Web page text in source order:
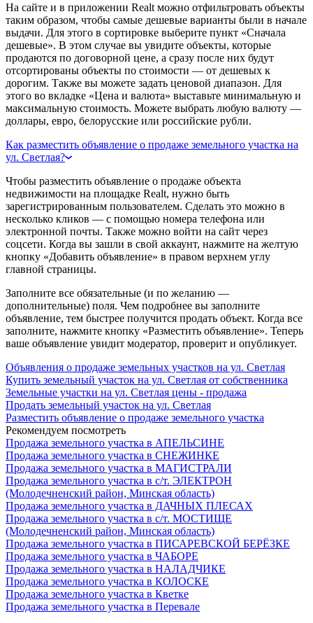
На сайте и в приложении Realt можно отфильтровать объекты
таким образом, чтобы самые дешевые варианты были в начале
выдачи. Для этого в сортировке выберите пункт «Сначала
дешевые». В этом случае вы увидите объекты, которые
продаются по договорной цене, а сразу после них будут
отсортированы объекты по стоимости — от дешевых к
дорогим. Также вы можете задать ценовой диапазон. Для
этого во вкладке «Цена и валюта» выставьте минимальную и
максимальную стоимость. Можете выбрать любую валюту —
доллары, евро, белорусские или российские рубли.
Как разместить объявление о продаже земельного участка на
ул. Светлая?
Чтобы разместить объявление о продаже объекта
недвижимости на площадке Realt, нужно быть
зарегистрированным пользователем. Сделать это можно в
несколько кликов — с помощью номера телефона или
электронной почты. Также можно войти на сайт через
соцсети. Когда вы зашли в свой аккаунт, нажмите на желтую
кнопку «Добавить объявление» в правом верхнем углу
главной страницы.
Заполните все обязательные (и по желанию —
дополнительные) поля. Чем подробнее вы заполните
объявление, тем быстрее получится продать объект. Когда все
заполните, нажмите кнопку «Разместить объявление». Теперь
ваше объявление увидит модератор, проверит и опубликует.
Объявления о продаже земельных участков на ул. Светлая
Купить земельный участок на ул. Светлая от собственника
Земельные участки на ул. Светлая цены - продажа
Продать земельный участок на ул. Светлая
Разместить объявление о продаже земельного участка
Рекомендуем посмотреть
Продажа земельного участка в АПЕЛЬСИНЕ
Продажа земельного участка в СНЕЖИНКЕ
Продажа земельного участка в МАГИСТРАЛИ
Продажа земельного участка в с/т. ЭЛЕКТРОН
(Молодечненский район, Минская область)
Продажа земельного участка в ДАЧНЫХ ПЛЕСАХ
Продажа земельного участка в с/т. МОСТИЩЕ
(Молодечненский район, Минская область)
Продажа земельного участка в ПИСАРЕВСКОЙ БЕРЁЗКЕ
Продажа земельного участка в ЧАБОРЕ
Продажа земельного участка в НАЛАДЧИКЕ
Продажа земельного участка в КОЛОСКЕ
Продажа земельного участка в Кветке
Продажа земельного участка в Перевале